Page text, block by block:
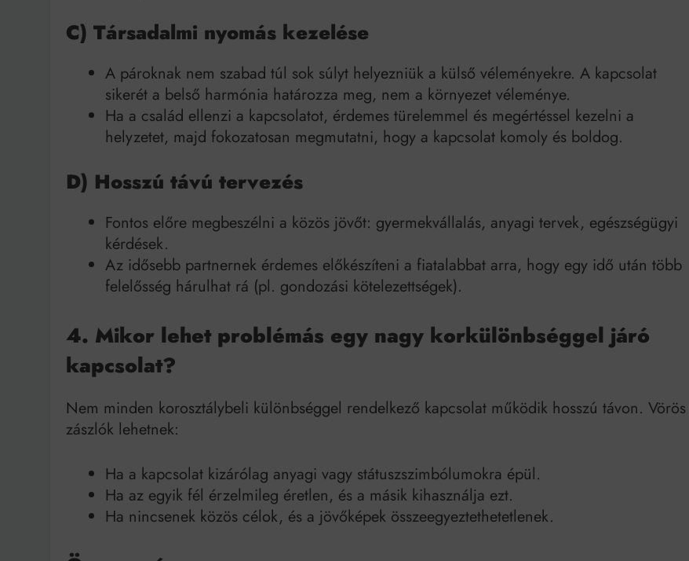
C) Társadalmi nyomás kezelése
A pároknak nem szabad túl sok súlyt helyezniük a külső véleményekre. A kapcsolat
sikerét a belső harmónia határozza meg, nem a környezet véleménye.
Ha a család ellenzi a kapcsolatot, érdemes türelemmel és megértéssel kezelni a
helyzetet, majd fokozatosan megmutatni, hogy a kapcsolat komoly és boldog.
D) Hosszú távú tervezés
Fontos előre megbeszélni a közös jövőt: gyermekvállalás, anyagi tervek, egészségügyi
kérdések.
Az idősebb partnernek érdemes előkészíteni a fiatalabbat arra, hogy egy idő után több
felelősség hárulhat rá (pl. gondozási kötelezettségek).
4. Mikor lehet problémás egy nagy korkülönbséggel járó
kapcsolat?
Nem minden korosztálybeli különbséggel rendelkező kapcsolat működik hosszú távon. Vörös
zászlók lehetnek:
Ha a kapcsolat kizárólag anyagi vagy státuszszimbólumokra épül.
Ha az egyik fél érzelmileg éretlen, és a másik kihasználja ezt.
Ha nincsenek közös célok, és a jövőképek összeegyeztethetetlenek.